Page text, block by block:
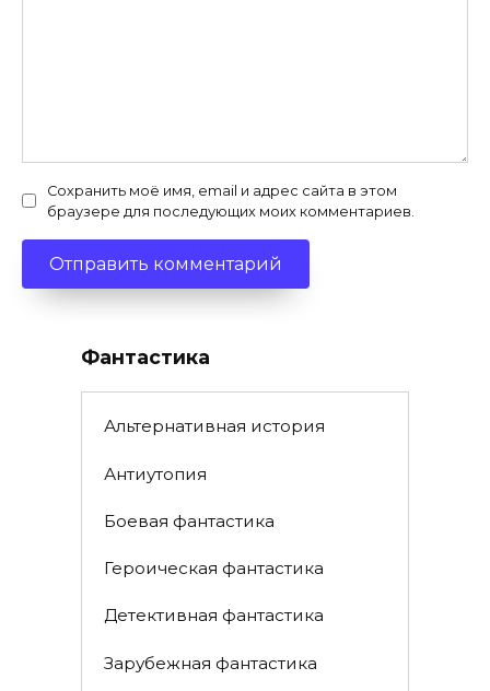
Сохранить моё имя, email и адрес сайта в этом
браузере для последующих моих комментариев.
Фантастика
Альтернативная история
Антиутопия
Боевая фантастика
Героическая фантастика
Детективная фантастика
Зарубежная фантастика